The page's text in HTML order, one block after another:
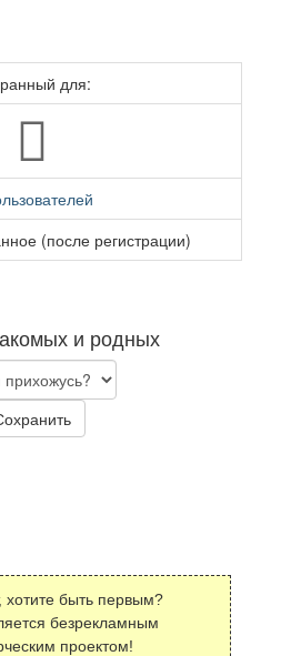
для:
(после регистрации)
и родных
хотите быть первым?
безрекламным
проектом!